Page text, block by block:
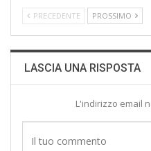
PRECEDENTE PROSSIMO
LASCIA UNA RISPOSTA
L'indirizzo email